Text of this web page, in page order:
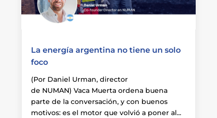
La energía argentina no tiene un solo
foco
(Por Daniel Urman, director
de NUMAN) Vaca Muerta ordena buena
parte de la conversación, y con buenos
motivos: es el motor que volvió a poner al...